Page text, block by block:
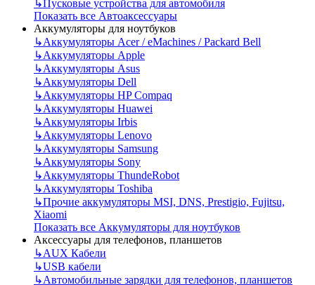
↳Пусковые устройства для автомобиля
Показать все Автоаксессуары
Аккумуляторы для ноутбуков
↳Аккумуляторы Acer / eMachines / Packard Bell
↳Аккумуляторы Apple
↳Аккумуляторы Asus
↳Аккумуляторы Dell
↳Аккумуляторы HP Compaq
↳Аккумуляторы Huawei
↳Аккумуляторы Irbis
↳Аккумуляторы Lenovo
↳Аккумуляторы Samsung
↳Аккумуляторы Sony
↳Аккумуляторы ThundeRobot
↳Аккумуляторы Toshiba
↳Прочие аккумуляторы MSI, DNS, Prestigio, Fujitsu,
Xiaomi
Показать все Аккумуляторы для ноутбуков
Аксессуары для телефонов, планшетов
↳AUX Кабели
↳USB кабели
↳Автомобильные зарядки для телефонов, планшетов